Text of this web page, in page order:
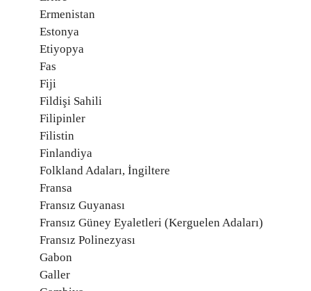
Ermenistan
Estonya
Etiyopya
Fas
Fiji
Fildişi Sahili
Filipinler
Filistin
Finlandiya
Folkland Adaları, İngiltere
Fransa
Fransız Guyanası
Fransız Güney Eyaletleri (Kerguelen Adaları)
Fransız Polinezyası
Gabon
Galler